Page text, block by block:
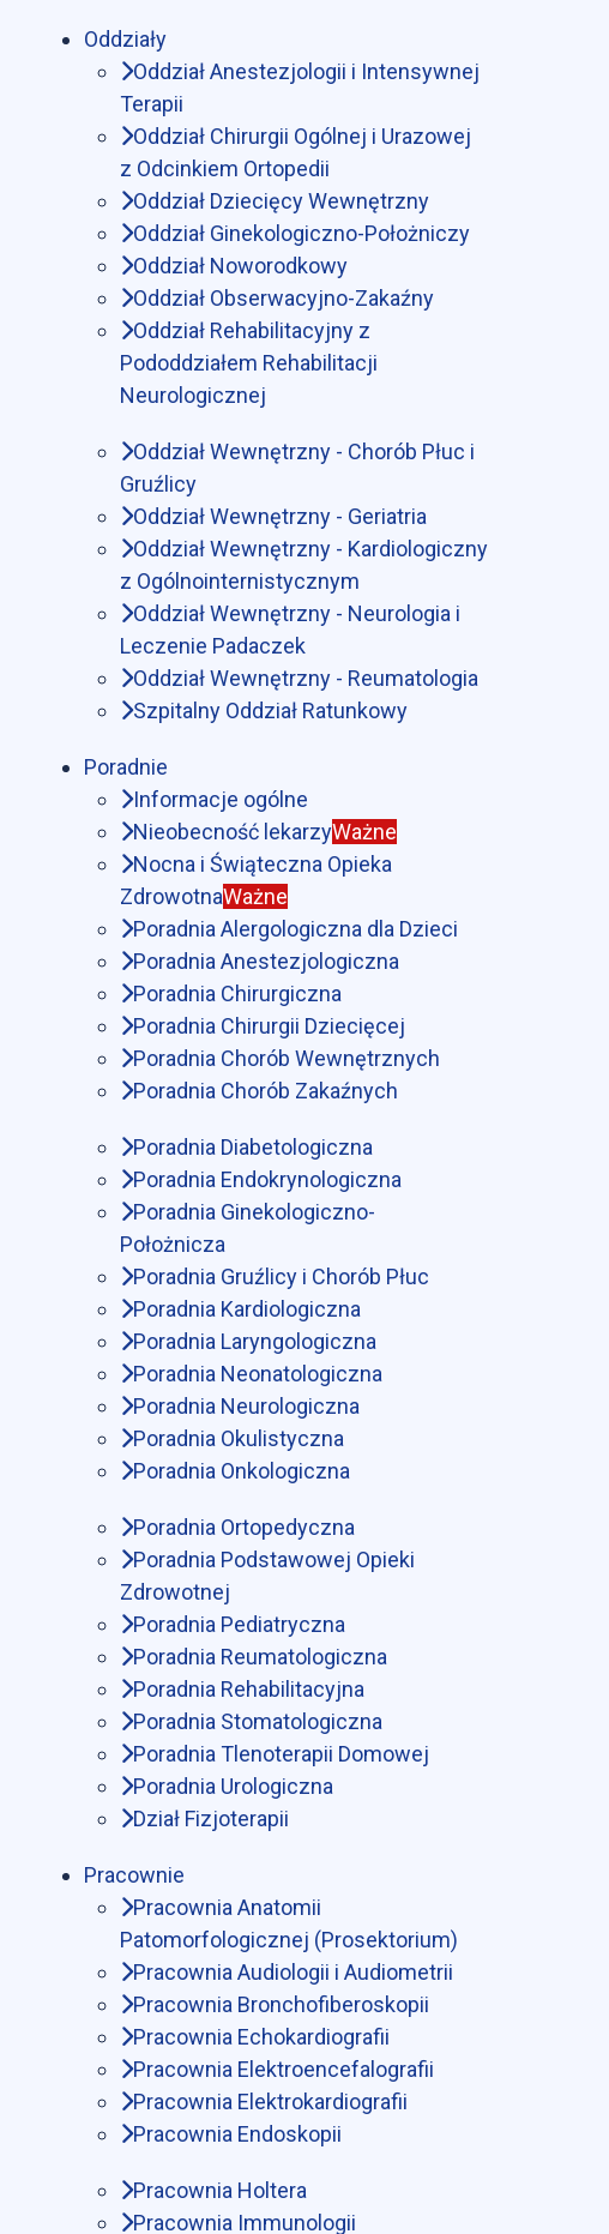
Oddziały
Oddział Anestezjologii i Intensywnej
Terapii
Oddział Chirurgii Ogólnej i Urazowej
z Odcinkiem Ortopedii
Oddział Dziecięcy Wewnętrzny
Oddział Ginekologiczno-Położniczy
Oddział Noworodkowy
Oddział Obserwacyjno-Zakaźny
Oddział Rehabilitacyjny z
Pododdziałem Rehabilitacji
Neurologicznej
Oddział Wewnętrzny - Chorób Płuc i
Gruźlicy
Oddział Wewnętrzny - Geriatria
Oddział Wewnętrzny - Kardiologiczny
z Ogólnointernistycznym
Oddział Wewnętrzny - Neurologia i
Leczenie Padaczek
Oddział Wewnętrzny - Reumatologia
Szpitalny Oddział Ratunkowy
Poradnie
Informacje ogólne
Nieobecność lekarzyWażne
Nocna i Świąteczna Opieka
ZdrowotnaWażne
Poradnia Alergologiczna dla Dzieci
Poradnia Anestezjologiczna
Poradnia Chirurgiczna
Poradnia Chirurgii Dziecięcej
Poradnia Chorób Wewnętrznych
Poradnia Chorób Zakaźnych
Poradnia Diabetologiczna
Poradnia Endokrynologiczna
Poradnia Ginekologiczno-
Położnicza
Poradnia Gruźlicy i Chorób Płuc
Poradnia Kardiologiczna
Poradnia Laryngologiczna
Poradnia Neonatologiczna
Poradnia Neurologiczna
Poradnia Okulistyczna
Poradnia Onkologiczna
Poradnia Ortopedyczna
Poradnia Podstawowej Opieki
Zdrowotnej
Poradnia Pediatryczna
Poradnia Reumatologiczna
Poradnia Rehabilitacyjna
Poradnia Stomatologiczna
Poradnia Tlenoterapii Domowej
Poradnia Urologiczna
Dział Fizjoterapii
Pracownie
Pracownia Anatomii
Patomorfologicznej (Prosektorium)
Pracownia Audiologii i Audiometrii
Pracownia Bronchofiberoskopii
Pracownia Echokardiografii
Pracownia Elektroencefalografii
Pracownia Elektrokardiografii
Pracownia Endoskopii
Pracownia Holtera
Pracownia Immunologii